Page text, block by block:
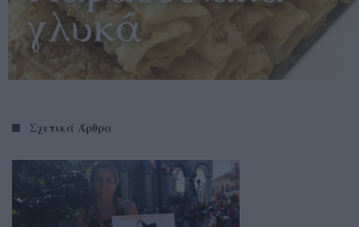
Σχετικά Άρθρα